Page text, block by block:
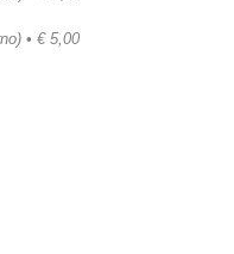
• € 5,00